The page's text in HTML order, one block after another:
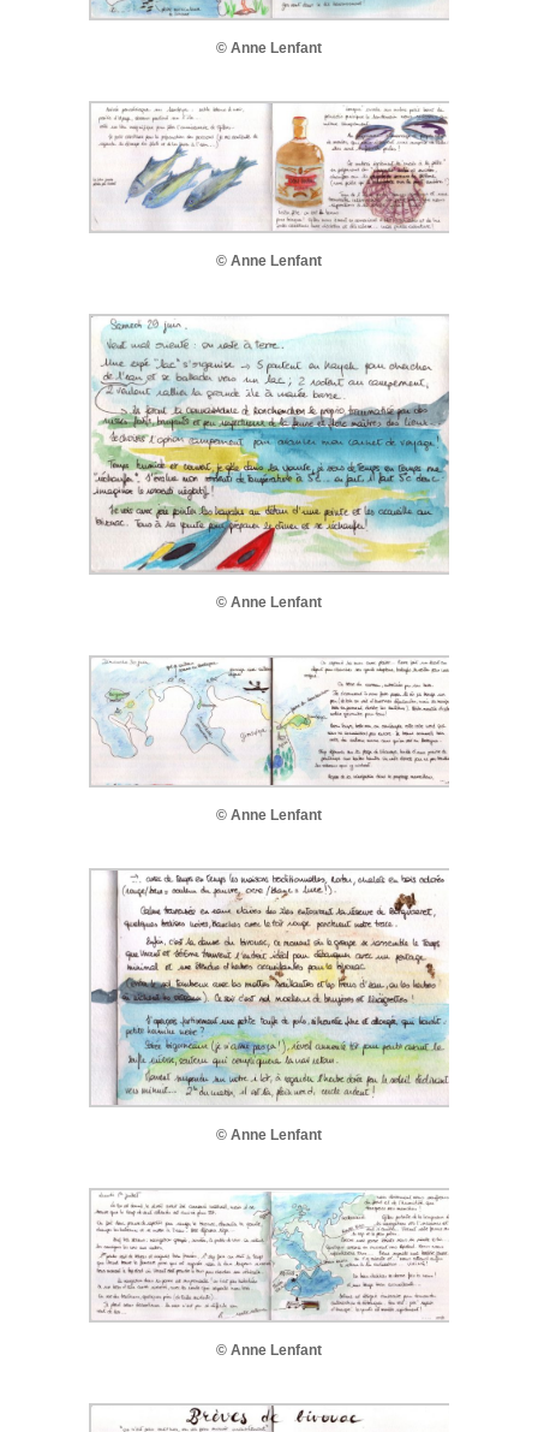
© Anne Lenfant
© Anne Lenfant
© Anne Lenfant
© Anne Lenfant
© Anne Lenfant
© Anne Lenfant